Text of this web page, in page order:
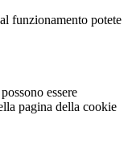
funzionamento potete
essere
pagina della cookie